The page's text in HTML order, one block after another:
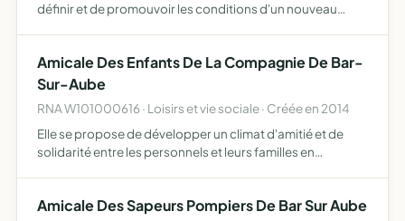
définir et de promouvoir les conditions d'un nouveau
diverses,…
Amicale Des Enfants De La Compagnie De Bar-
Sur-Aube
RNA W101000616 · Loisirs et vie sociale · Créée en 2014
Elle se propose de développer un climat d'amitié et de
solidarité entre les personnels et leurs familles en
Amicale Des Sapeurs Pompiers De Bar Sur Aube